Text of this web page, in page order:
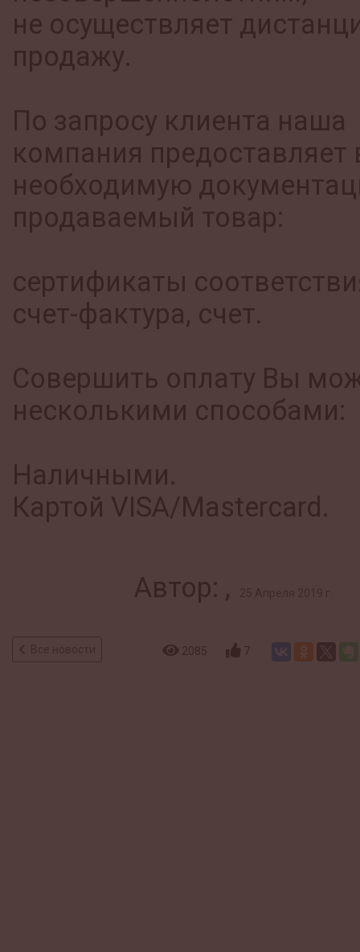
не осуществляет
продажу.
По запросу клиента наша
компания предоставляет
необходимую
продаваемый товар:
сертификаты
счет-фактура, счет.
Совершить оплату Вы
несколькими способами:
Наличными.
Картой VISA/Mastercard.
Автор: ,
2085 7